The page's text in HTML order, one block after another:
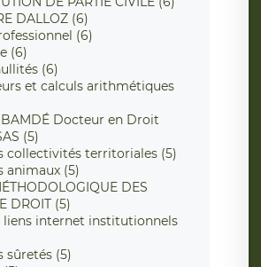
DALLOZ (6)
(6)
(6)
(6)
et calculs arithmétiques
Docteur en Droit
(5)
collectivités territoriales (5)
animaux (5)
DES
DROIT (5)
liens internet institutionnels
sûretés (5)